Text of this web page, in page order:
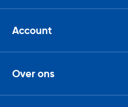
Account
Over ons